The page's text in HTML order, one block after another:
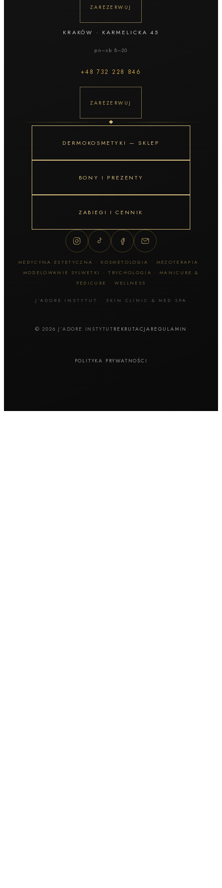
ZAREZERWUJ
KRAKÓW · KARMELICKA 45
pn–sb 8–20
+48732 228 846
ZAREZERWUJ
DERMOKOSMETYKI — SKLEP
BONY I PREZENTY
ZABIEGI I CENNIK
MEDYCYNA ESTETYCZNA · KOSMETOLOGIA · MEZOTERAPIA ·
MODELOWANIE SYLWETKI · TRYCHOLOGIA · MANICURE &
PEDICURE · WELLNESS
J’ADORE INSTYTUT · SKIN CLINIC & MED SPA
© 2026 J’ADORE INSTYTUT REKRUTACJA REGULAMIN
POLITYKA PRYWATNOŚCI